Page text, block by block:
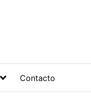
Contacto